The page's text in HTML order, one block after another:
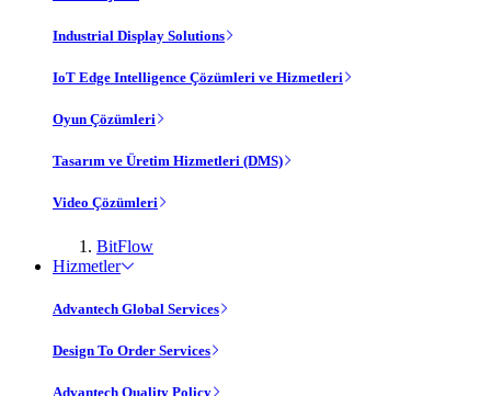
Industrial Display Solutions
IoT Edge Intelligence Çözümleri ve Hizmetleri
Oyun Çözümleri
Tasarım ve Üretim Hizmetleri (DMS)
Video Çözümleri
BitFlow
Hizmetler
Advantech Global Services
Design To Order Services
Advantech Quality Policy